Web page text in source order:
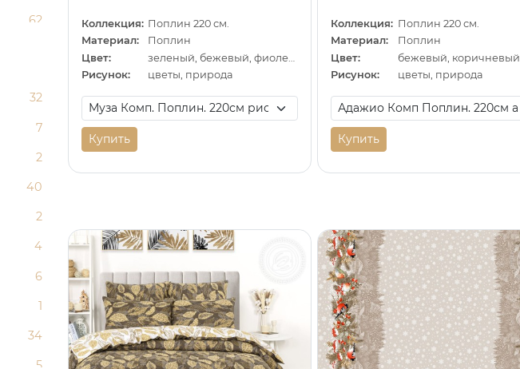
62
32
7
2
40
2
4
6
1
34
5
Коллекция: Поплин 220 см.
Материал:
Поплин
Цвет:
Рисунок:
цветы, природа
Купить
Коллекция: Поплин 220 см.
Материал:
Поплин
Цвет:
бежевый, коричневый
Рисунок:
цветы, природа
Купить